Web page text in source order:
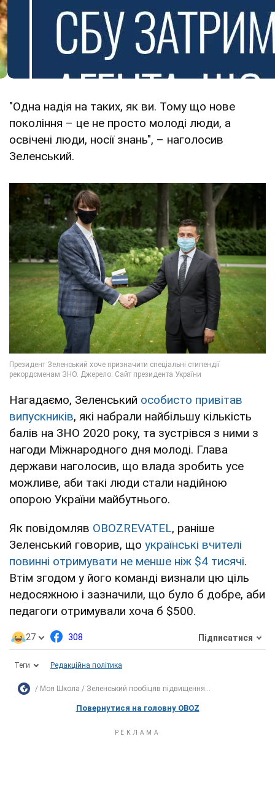
"Одна надія на таких, як ви. Тому що нове
покоління – це не просто молоді люди, а
освічені люди, носії знань", – наголосив
Зеленський.
Нагадаємо, Зеленський особисто привітав
випускників, які набрали найбільшу кількість
балів на ЗНО 2020 року, та зустрівся з ними з
нагоди Міжнародного дня молоді. Глава
держави наголосив, що влада зробить усе
можливе, аби такі люди стали надійною
опорою України майбутнього.
Як повідомляв OBOZREVATEL, раніше
Зеленський говорив, що українські вчителі
повинні отримувати не менше ніж $4 тисячі.
Втім згодом у його команді визнали цю ціль
недосяжною і зазначили, що було б добре, аби
педагоги отримували хоча б $500.
27 308 Підписатися
Теги Редакційна політика
Моя Школа Зеленський пообіцяв підвищення...
Повернутися на головну OBOZ